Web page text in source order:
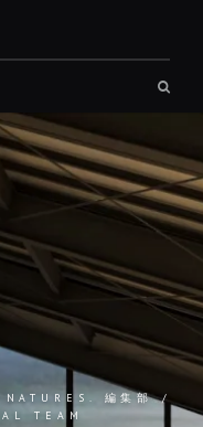
ク
ス
NATURES. 編集部 /
TEAM